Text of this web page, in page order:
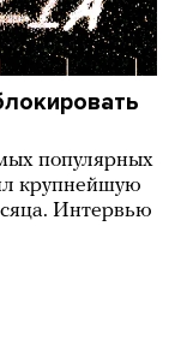
популярных
крупнейшую
Интервью